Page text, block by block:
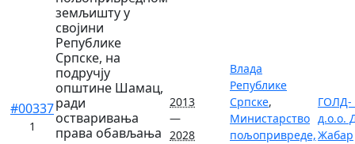
#00337
1
земљишту у
својини
Републике
Српске, на
подручју
општине Шамац,
ради
остваривања
права обављања
2013
—
2028
Влада
Републике
Српске,
Министарство
пољопривреде,
д.о.о.
Жабар